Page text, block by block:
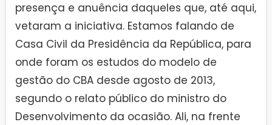
presença e anuência daqueles que, até aqui,
vetaram a iniciativa. Estamos falando de
Casa Civil da Presidência da República, para
onde foram os estudos do modelo de
gestão do CBA desde agosto de 2013,
segundo o relato público do ministro do
Desenvolvimento da ocasião. Ali, na frente